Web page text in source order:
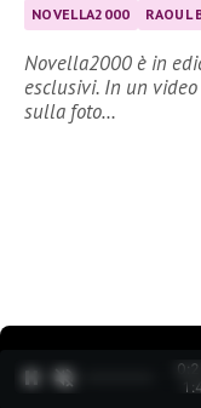
NOVELLA2000
RAOUL
Novella2000 è in
esclusivi. In un
sulla foto…